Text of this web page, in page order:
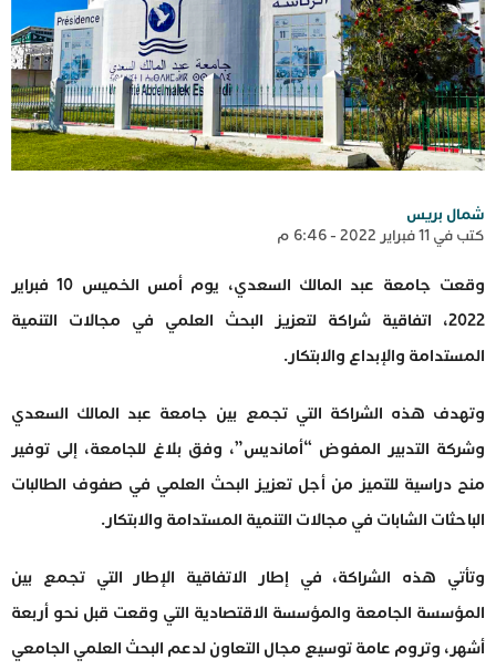
شمال بريس
كتب في 11 فبراير 2022 - 6:46 م
وقعت جامعة عبد المالك السعدي، يوم أمس الخميس 10 فبراير
2022، اتفاقية شراكة لتعزيز البحث العلمي في مجالات التنمية
المستدامة والإبداع والابتكار.
وتهدف هذه الشراكة التي تجمع بين جامعة عبد المالك السعدي
وشركة التدبير المفوض “أمانديس”، وفق بلاغ للجامعة، إلى توفير
منح دراسية للتميز من أجل تعزيز البحث العلمي في صفوف الطالبات
الباحثات الشابات في مجالات التنمية المستدامة والابتكار.
وتأتي هذه الشراكة، في إطار الاتفاقية الإطار التي تجمع بين
المؤسسة الجامعة والمؤسسة الاقتصادية التي وقعت قبل نحو أربعة
أشهر، وتروم عامة توسيع مجال التعاون لدعم البحث العلمي الجامعي